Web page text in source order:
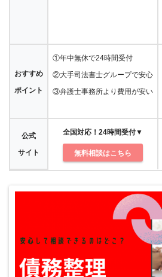
おすすめ
ポイント
①年中無休で24時間受付
②大手司法書士グループで安心
③弁護士事務所より費用が安い
公式
サイト
全国対応！24時間受付▼
無料相談はこちら